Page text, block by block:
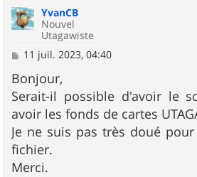
YvanCB
Nouvel
Utagawiste
M
s
s
a
g
e
11 juil. 2023, 04:40
Bonjour,
Serait-il possible d'avoir le
avoir les fonds de cartes
Je ne suis pas très doué
fichier.
Merci.